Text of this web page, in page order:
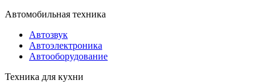
Автомобильная техника
Автозвук
Автоэлектроника
Автооборудование
Техника для кухни